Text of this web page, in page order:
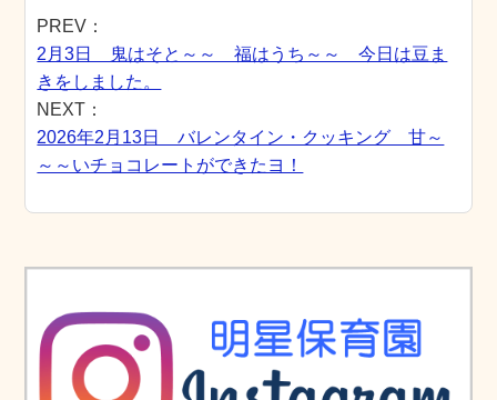
PREV：
2月3日 鬼はそと～～ 福はうち～～ 今日は豆ま
きをしました。
NEXT：
2026年2月13日 バレンタイン・クッキング 甘～
～～いチョコレートができたヨ！